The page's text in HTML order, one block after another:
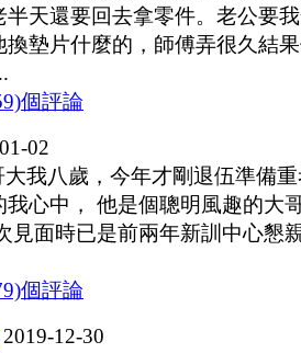
半天還要回去拿零件。老公要
換墊片什麼的，師傅弄很久結
個評論
02
我八歲，今年才剛退伍準備
我心中， 他是個聰明風趣的大
見面時已是前兩年新訓中心懇
個評論
2019-12-30